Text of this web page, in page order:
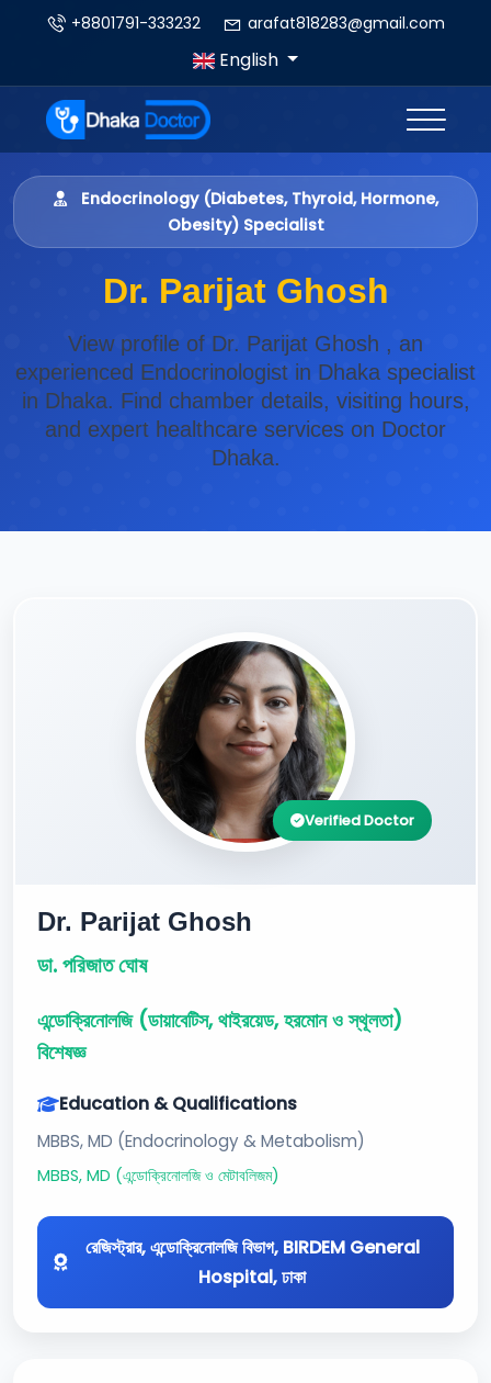
+8801791-333232 arafat818283@gmail.com
English
Endocrinology (Diabetes, Thyroid, Hormone,
Obesity) Specialist
Dr. Parijat Ghosh
View profile of Dr. Parijat Ghosh , an
experienced Endocrinologist in Dhaka specialist
in Dhaka. Find chamber details, visiting hours,
and expert healthcare services on Doctor
Dhaka.
Verified Doctor
Dr. Parijat Ghosh
ডা. পরিজাত ঘোষ
এন্ডোক্রিনোলজি (ডায়াবেটিস, থাইরয়েড, হরমোন ও স্থূলতা)
বিশেষজ্ঞ
Education & Qualifications
MBBS, MD (Endocrinology & Metabolism)
MBBS, MD (এন্ডোক্রিনোলজি ও মেটাবলিজম)
রেজিস্ট্রার, এন্ডোক্রিনোলজি বিভাগ, BIRDEM General
Hospital, ঢাকা